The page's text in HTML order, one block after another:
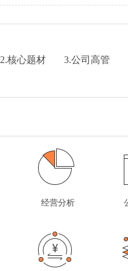
2.核心题材 3.公司高管
经营分析